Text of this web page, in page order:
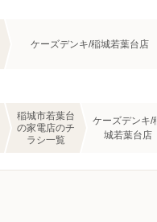
ケーズデンキ/稲城若葉台店
稲城市若葉台
の家電店のチ
ラシ一覧
ケーズデンキ/
城若葉台店